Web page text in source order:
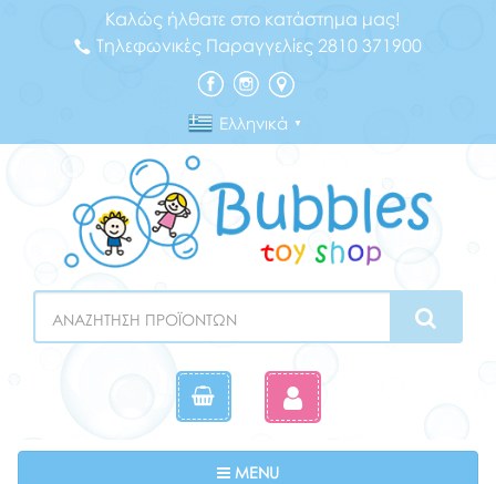
Καλώς ήλθατε στο κατάστημα μας!
Τηλεφωνικές Παραγγελίες 2810 371900
Ελληνικά ▼
MENUToggle navigation